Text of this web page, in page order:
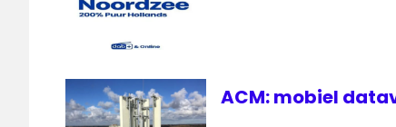
ACM: mobiel